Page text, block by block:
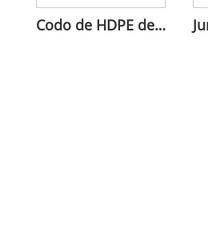
Codo de HDPE de 45° para dirección de flujo